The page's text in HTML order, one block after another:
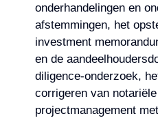
onderhandelingen en
afstemmingen, het
investment
en de
diligence-onderzoek,
corrigeren van
projectmanagement